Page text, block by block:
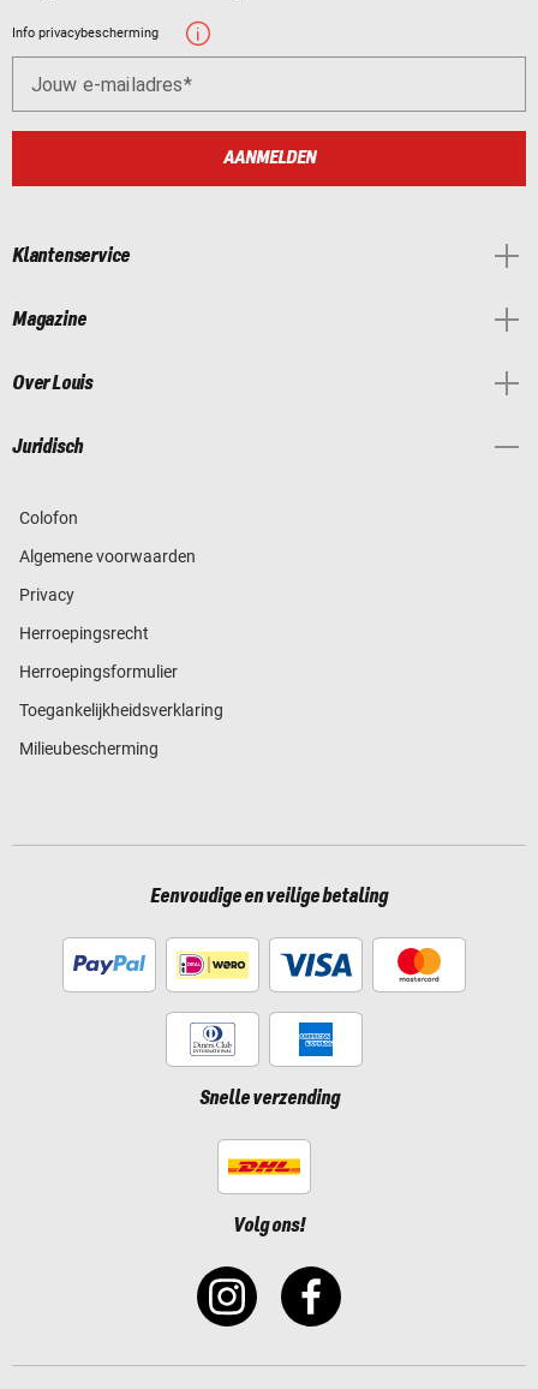
Info privacybescherming
Jouw e-mailadres
AANMELDEN
Klantenservice
Magazine
Over Louis
Juridisch
Colofon
Algemene voorwaarden
Privacy
Herroepingsrecht
Herroepingsformulier
Toegankelijkheidsverklaring
Milieubescherming
Eenvoudige en veilige betaling
Snelle verzending
Volg ons!